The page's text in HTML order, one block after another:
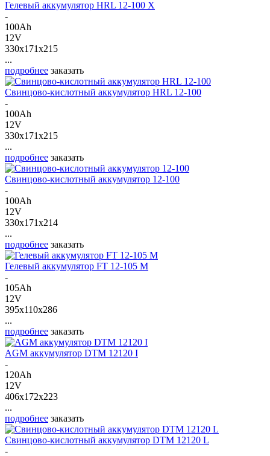
Гелевый аккумулятор HRL 12-100 X
-
100Ah
12V
330x171x215
...
подробнее заказать
Свинцово-кислотный аккумулятор HRL 12-100
-
100Ah
12V
330x171x215
...
подробнее заказать
Свинцово-кислотный аккумулятор 12-100
-
100Ah
12V
330x171x214
...
подробнее заказать
Гелевый аккумулятор FT 12-105 M
-
105Ah
12V
395x110x286
...
подробнее заказать
AGM аккумулятор DTM 12120 I
-
120Ah
12V
406x172x223
...
подробнее заказать
Свинцово-кислотный аккумулятор DTM 12120 L
-